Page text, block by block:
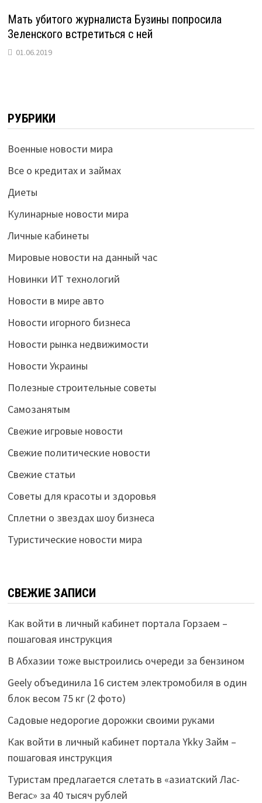
Мать убитого журналиста Бузины попросила
Зеленского встретиться с ней
01.06.2019
РУБРИКИ
Военные новости мира
Все о кредитах и займах
Диеты
Кулинарные новости мира
Личные кабинеты
Мировые новости на данный час
Новинки ИТ технологий
Новости в мире авто
Новости игорного бизнеса
Новости рынка недвижимости
Новости Украины
Полезные строительные советы
Самозанятым
Свежие игровые новости
Свежие политические новости
Свежие статьи
Советы для красоты и здоровья
Сплетни о звездах шоу бизнеса
Туристические новости мира
СВЕЖИЕ ЗАПИСИ
Как войти в личный кабинет портала Горзаем –
пошаговая инструкция
В Абхазии тоже выстроились очереди за бензином
Geely объединила 16 систем электромобиля в один
блок весом 75 кг (2 фото)
Садовые недорогие дорожки своими руками
Как войти в личный кабинет портала Ykky Займ –
пошаговая инструкция
Туристам предлагается слетать в «азиатский Лас-
Вегас» за 40 тысяч рублей